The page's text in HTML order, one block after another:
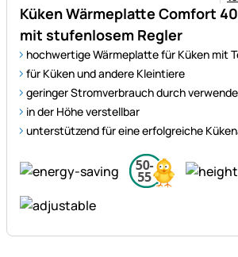
Küken Wärmeplatte Comfort
mit stufenlosem Regler
hochwertige Wärmeplatte für Küken mit
für Küken und andere Kleintiere
geringer Stromverbrauch durch
in der Höhe verstellbar
unterstützend für eine erfolgreiche